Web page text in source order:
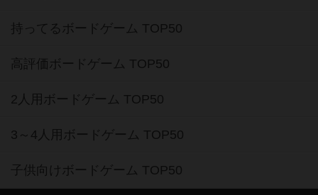
持ってるボードゲーム TOP50
高評価ボードゲーム TOP50
2人用ボードゲーム TOP50
3～4人用ボードゲーム TOP50
子供向けボードゲーム TOP50